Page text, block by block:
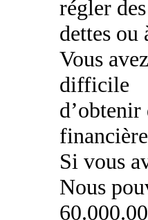
régler des
dettes ou
Vous
difficile
d’obtenir
Si vous
Nous